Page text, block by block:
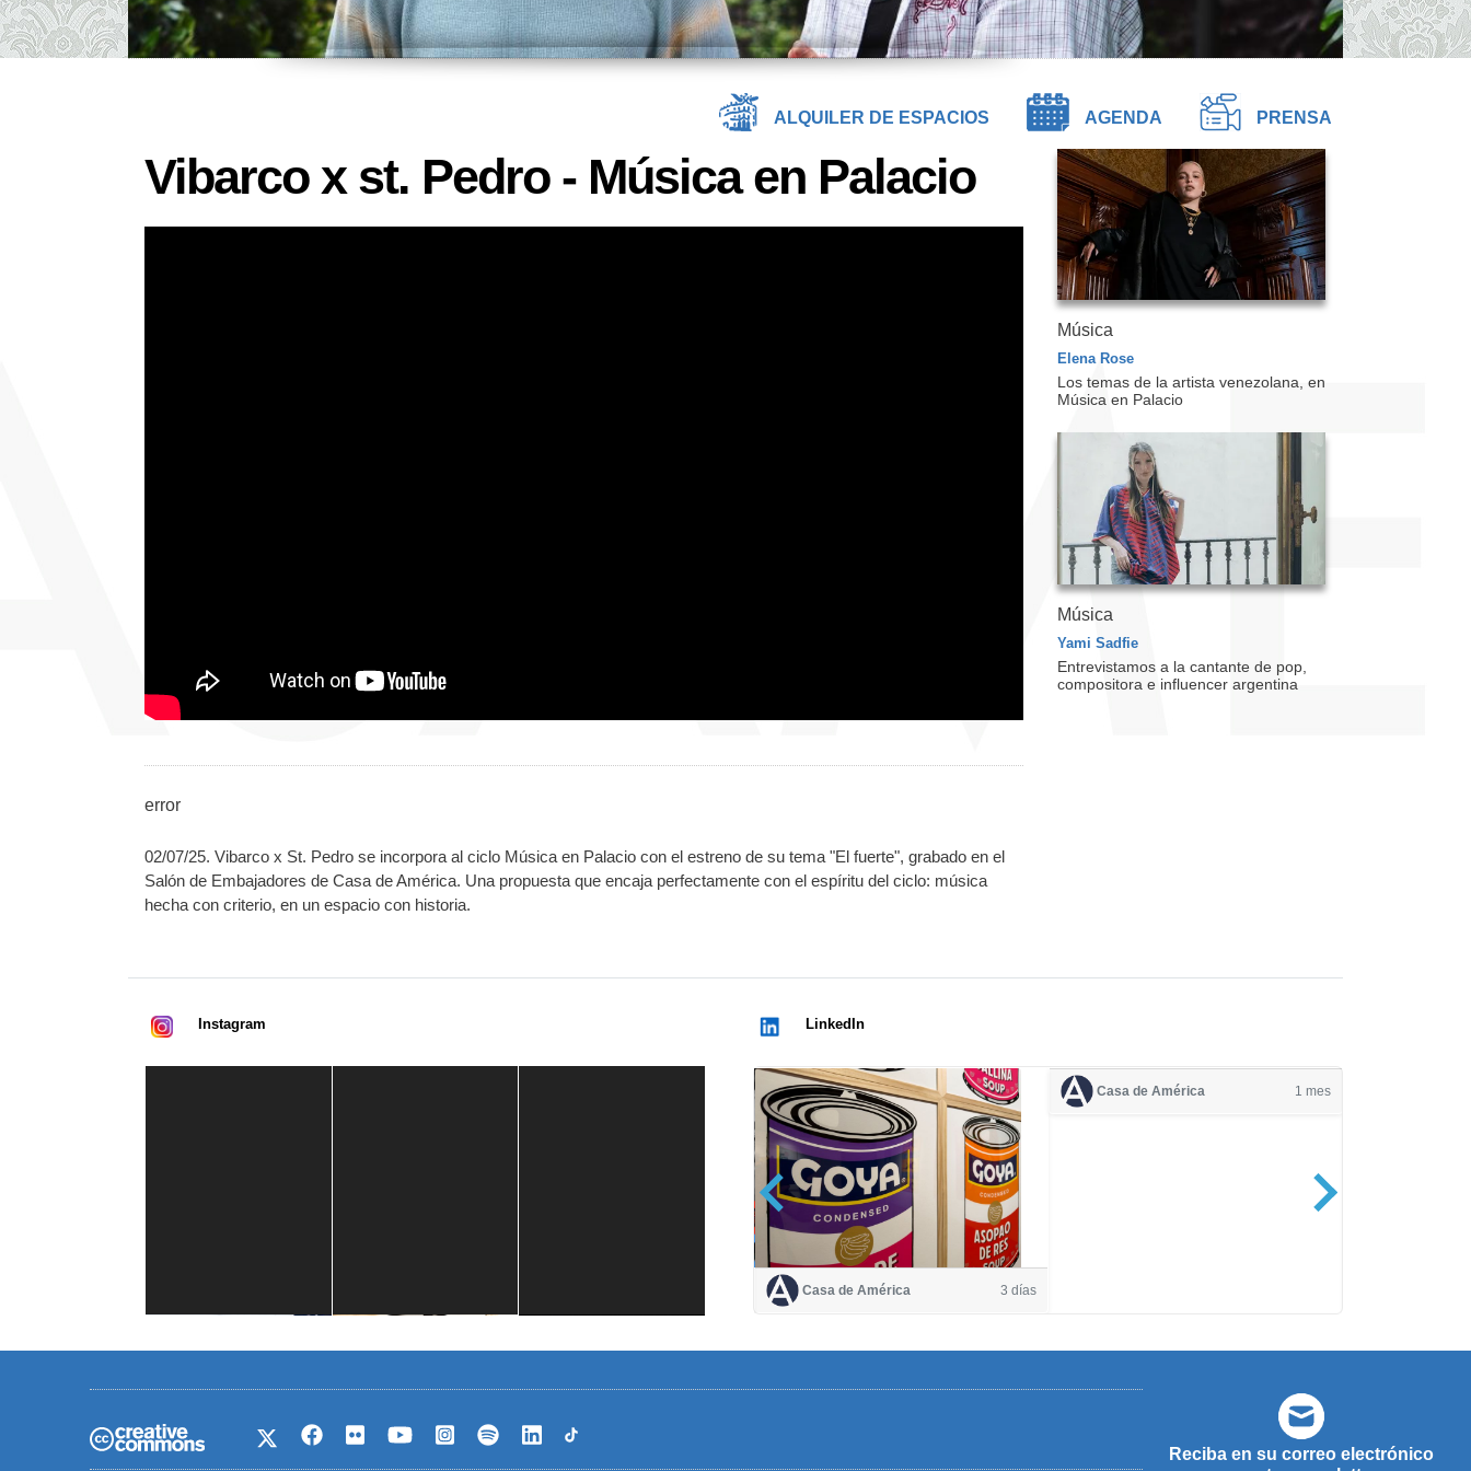
ALQUILER DE ESPACIOS AGENDA PRENSA
Vibarco x st. Pedro - Música en Palacio
error
02/07/25. Vibarco x St. Pedro se incorpora al ciclo Música en Palacio con el estreno de su tema "El fuerte", grabado en el
Salón de Embajadores de Casa de América. Una propuesta que encaja perfectamente con el espíritu del ciclo: música
hecha con criterio, en un espacio con historia.
Música
Elena Rose
Los temas de la artista venezolana, en
Música en Palacio
Música
Yami Sadfie
Entrevistamos a la cantante de pop,
compositora e influencer argentina
Instagram LinkedIn
Casa de América 3 días
Casa de América 1 mes
Reciba en su correo electrónico